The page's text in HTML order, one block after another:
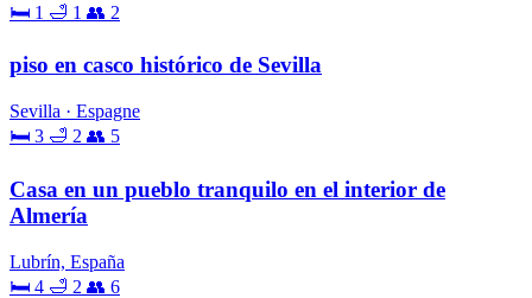
🛏 1 🛁 1 👥 2
piso en casco histórico de Sevilla
Sevilla · Espagne
🛏 3 🛁 2 👥 5
Casa en un pueblo tranquilo en el interior de
Almería
Lubrín, España
🛏 4 🛁 2 👥 6